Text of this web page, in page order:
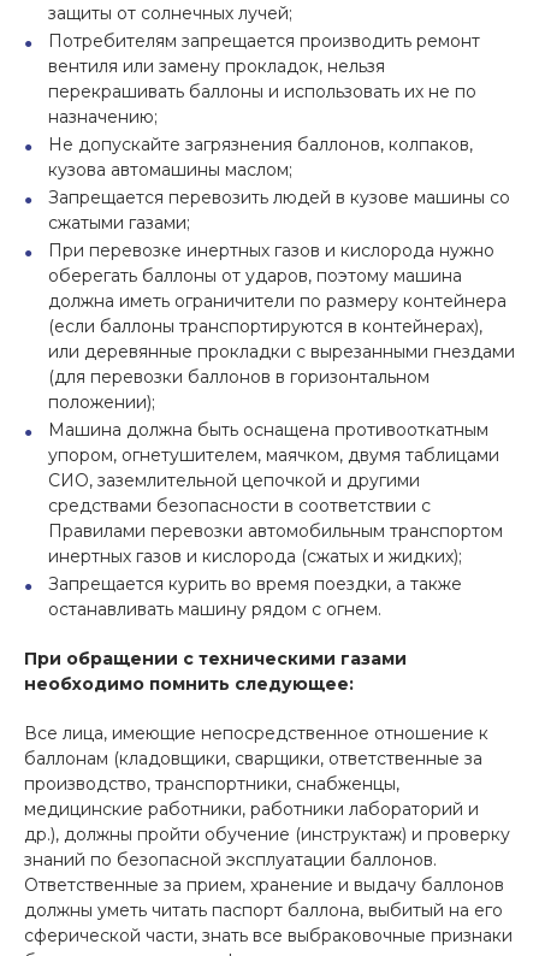
защиты от солнечных лучей;
Потребителям запрещается производить ремонт
вентиля или замену прокладок, нельзя
перекрашивать баллоны и использовать их не по
назначению;
Не допускайте загрязнения баллонов, колпаков,
кузова автомашины маслом;
Запрещается перевозить людей в кузове машины со
сжатыми газами;
При перевозке инертных газов и кислорода нужно
оберегать баллоны от ударов, поэтому машина
должна иметь ограничители по размеру контейнера
(если баллоны транспортируются в контейнерах),
или деревянные прокладки с вырезанными гнездами
(для перевозки баллонов в горизонтальном
положении);
Машина должна быть оснащена противооткатным
упором, огнетушителем, маячком, двумя таблицами
СИО, заземлительной цепочкой и другими
средствами безопасности в соответствии с
Правилами перевозки автомобильным транспортом
инертных газов и кислорода (сжатых и жидких);
Запрещается курить во время поездки, а также
останавливать машину рядом с огнем.
При обращении с техническими газами
необходимо помнить следующее:
Все лица, имеющие непосредственное отношение к
баллонам (кладовщики, сварщики, ответственные за
производство, транспортники, снабженцы,
медицинские работники, работники лабораторий и
др.), должны пройти обучение (инструктаж) и проверку
знаний по безопасной эксплуатации баллонов.
Ответственные за прием, хранение и выдачу баллонов
должны уметь читать паспорт баллона, выбитый на его
сферической части, знать все выбраковочные признаки